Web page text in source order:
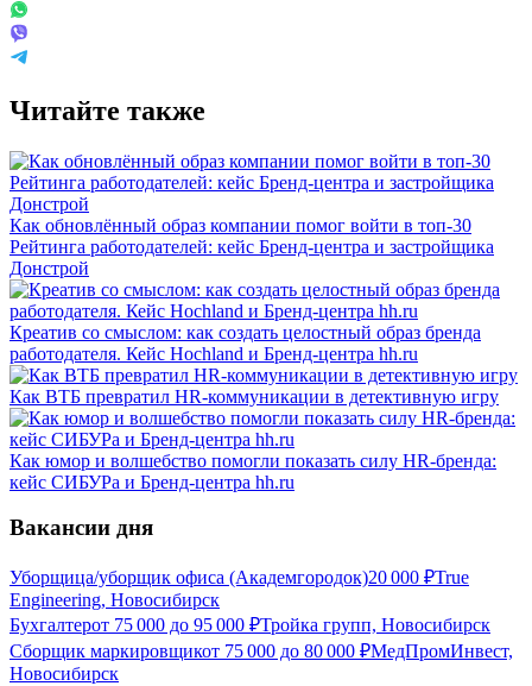
Читайте также
Как обновлённый образ компании помог войти в топ-30
Рейтинга работодателей: кейс Бренд-центра и застройщика
Донстрой
Креатив со смыслом: как создать целостный образ бренда
работодателя. Кейс Hochland и Бренд-центра hh.ru
Как ВТБ превратил HR-коммуникации в детективную игру
Как юмор и волшебство помогли показать силу HR-бренда:
кейс СИБУРа и Бренд-центра hh.ru
Вакансии дня
Уборщица/уборщик офиса (Академгородок)20 000 ₽True
Engineering, Новосибирск
Бухгалтерот 75 000 до 95 000 ₽Тройка групп, Новосибирск
Сборщик маркировщикот 75 000 до 80 000 ₽МедПромИнвест,
Новосибирск